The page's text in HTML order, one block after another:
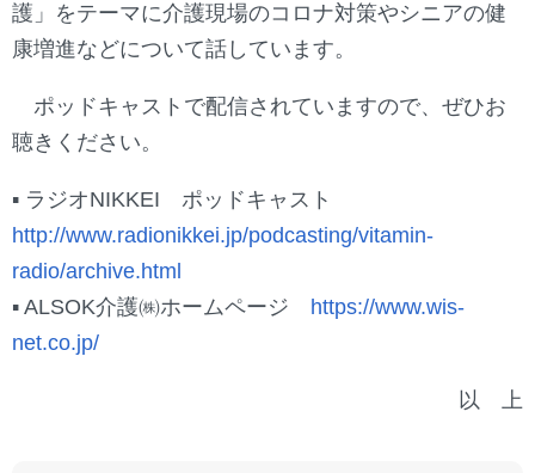
護」をテーマに介護現場のコロナ対策やシニアの健
康増進などについて話しています。
ポッドキャストで配信されていますので、ぜひお
聴きください。
▪ ラジオNIKKEI ポッドキャスト
http://www.radionikkei.jp/podcasting/vitamin-
radio/archive.html
▪ ALSOK介護㈱ホームページ https://www.wis-
net.co.jp/
以 上